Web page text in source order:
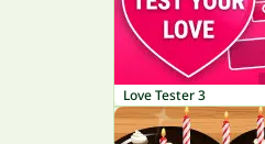
Love Tester 3